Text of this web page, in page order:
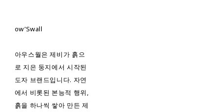
ow’Swall
아우스월은 제비가 흙으
로 지은 둥지에서 시작된
도자 브랜드입니다. 자연
에서 비롯된 본능적 행위,
흙을 하나씩 쌓아 만든 제